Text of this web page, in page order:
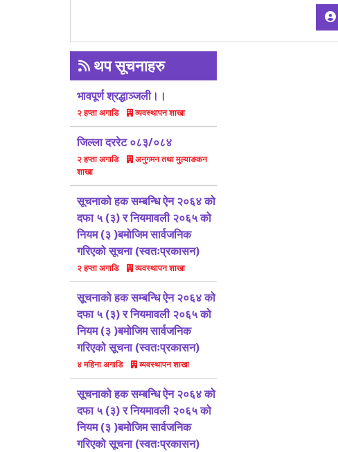
थप सूचनाहरु
भावपूर्ण श्रद्धाञ्जली।।
२ हप्ता अगाडि व्यवस्थापन शाखा
जिल्ला दररेट ०८३/०८४
२ हप्ता अगाडि
अनुगमन तथा मुल्याङकन
शाखा
सूचनाको हक सम्बन्धि ऐन २०६४ को
दफा ५ (३) र नियमावली २०६५ को
नियम (३ )बमोजिम सार्वजनिक
गरिएको सूचना (स्वतःप्रकासन)
२ हप्ता अगाडि व्यवस्थापन शाखा
सूचनाको हक सम्बन्धि ऐन २०६४ को
दफा ५ (३) र नियमावली २०६५ को
नियम (३ )बमोजिम सार्वजनिक
गरिएको सूचना (स्वतःप्रकासन)
४ महिना अगाडि व्यवस्थापन शाखा
सूचनाको हक सम्बन्धि ऐन २०६४ को
दफा ५ (३) र नियमावली २०६५ को
नियम (३ )बमोजिम सार्वजनिक
गरिएको सूचना (स्वतःप्रकासन)